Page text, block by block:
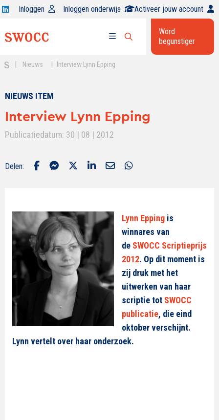
Open
op
Inloggen Inloggen onderwijs Activeer jouw account
Open
zoekbalk
Word
begunstiger
Nieuws Interview Lynn Epping
NIEUWS ITEM
Interview Lynn Epping
Publicatiedatum: 30 | 08 | 2012
Delen:
Lynn Epping is
winnares van
de SWOCC Scriptieprijs
2012. Op dit moment is
zij druk met het
uitwerken van haar
scriptie tot SWOCC
publicatie, die eind
oktober verschijnt.
Lynn vertelt over haar onderzoek.